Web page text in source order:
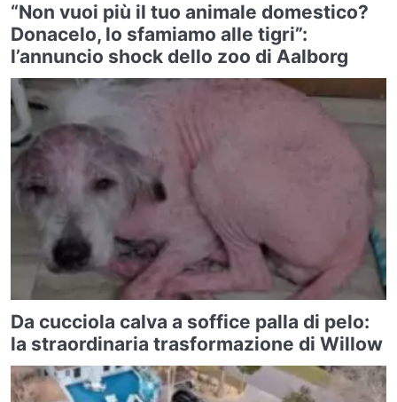
“Non vuoi più il tuo animale domestico?
Donacelo, lo sfamiamo alle tigri”:
l’annuncio shock dello zoo di Aalborg
Da cucciola calva a soffice palla di pelo:
la straordinaria trasformazione di Willow